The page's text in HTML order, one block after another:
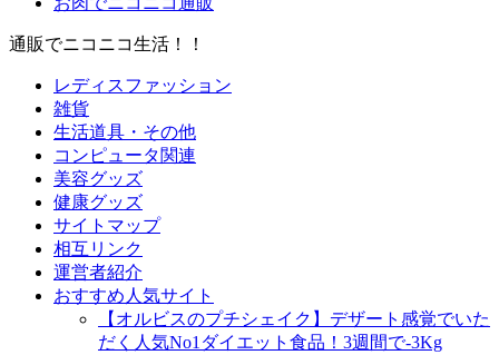
通販でニコニコ生活！！
レディスファッション
雑貨
生活道具・その他
コンピュータ関連
美容グッズ
健康グッズ
サイトマップ
相互リンク
運営者紹介
おすすめ人気サイト
【オルビスのプチシェイク】デザート感覚でいた
だく人気No1ダイエット食品！3週間で-3Kg